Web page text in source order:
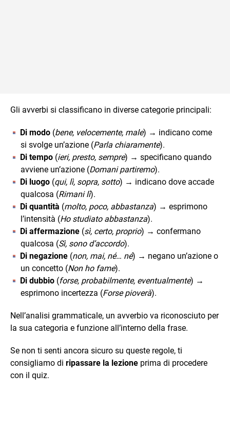
Gli avverbi si classificano in diverse categorie principali:
Di modo (bene, velocemente, male) → indicano come
si svolge un’azione (Parla chiaramente).
Di tempo (ieri, presto, sempre) → specificano quando
avviene un’azione (Domani partiremo).
Di luogo (qui, lì, sopra, sotto) → indicano dove accade
qualcosa (Rimani lì).
Di quantità (molto, poco, abbastanza) → esprimono
l’intensità (Ho studiato abbastanza).
Di affermazione (sì, certo, proprio) → confermano
qualcosa (Sì, sono d’accordo).
Di negazione (non, mai, né… né) → negano un’azione o
un concetto (Non ho fame).
Di dubbio (forse, probabilmente, eventualmente) →
esprimono incertezza (Forse pioverà).
Nell’analisi grammaticale, un avverbio va riconosciuto per
la sua categoria e funzione all’interno della frase.
Se non ti senti ancora sicuro su queste regole, ti
consigliamo di ripassare la lezione prima di procedere
con il quiz.